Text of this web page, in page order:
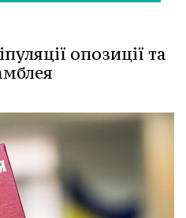
опозиції та